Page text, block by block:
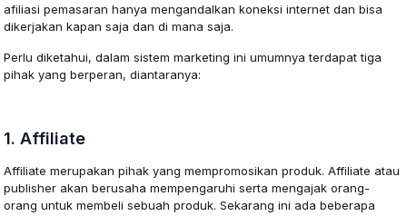
afiliasi pemasaran hanya mengandalkan koneksi internet dan bisa
dikerjakan kapan saja dan di mana saja.
Perlu diketahui, dalam sistem marketing ini umumnya terdapat tiga
pihak yang berperan, diantaranya:
1. Affiliate
Affiliate merupakan pihak yang mempromosikan produk. Affiliate atau
publisher akan berusaha mempengaruhi serta mengajak orang-
orang untuk membeli sebuah produk. Sekarang ini ada beberapa